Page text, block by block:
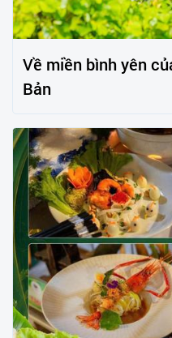
Về miền bình yên
Bản